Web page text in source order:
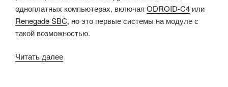
одноплатных компьютерах, включая ODROID-C4 или
Renegade SBC, но это первые системы на модуле с
такой возможностью.
Читать далее«Системы